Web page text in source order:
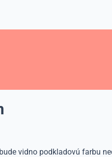
vidno podkladovú farbu